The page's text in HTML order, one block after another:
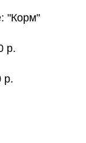
"Корм"
р.
р.